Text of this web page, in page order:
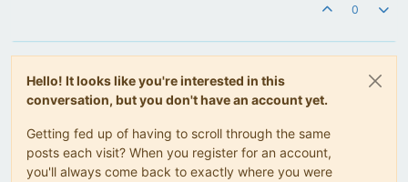
0
Hello! It looks like you're interested in this
conversation, but you don't have an account yet.
Getting fed up of having to scroll through the same
posts each visit? When you register for an account,
you'll always come back to exactly where you were